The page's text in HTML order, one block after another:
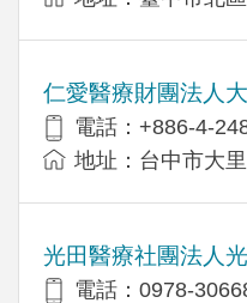
仁愛醫療財團法人
電話：+886-4-
地址：台中市大
光田醫療社團法人
電話：0978-